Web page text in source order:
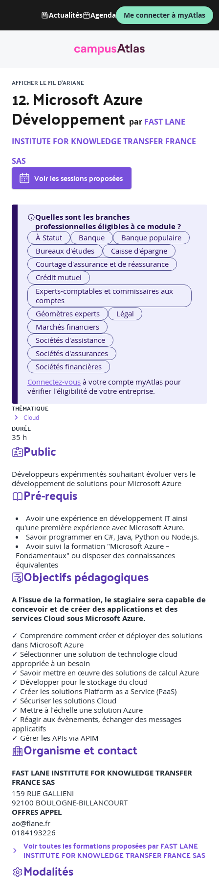
Actualités Agenda Me connecter à myAtlas
AFFICHER LE FIL D'ARIANE
12. Microsoft Azure
Développement par FAST LANE
INSTITUTE FOR KNOWLEDGE TRANSFER FRANCE
SAS
Voir les sessions proposées
Quelles sont les branches
professionnelles éligibles à ce module ?
À Statut Banque
Banque populaire
Bureaux d'études
Caisse d'épargne
Courtage d'assurance et de réassurance
Crédit mutuel
Experts-comptables et commissaires aux
comptes
Géomètres experts
Légal
Marchés financiers
Sociétés d'assistance
Sociétés d'assurances
Sociétés financières
Connectez-vous à votre compte myAtlas pour
vérifier l'éligibilité de votre entreprise.
THÉMATIQUE
Cloud
DURÉE
35 h
Public
Développeurs expérimentés souhaitant évoluer vers le
développement de solutions pour Microsoft Azure
Pré-requis
Avoir une expérience en développement IT ainsi
qu'une première expérience avec Microsoft Azure.
Savoir programmer en C#, Java, Python ou Node.js.
Avoir suivi la formation "Microsoft Azure –
Fondamentaux" ou disposer des connaissances
équivalentes
Objectifs pédagogiques
A l’issue de la formation, le stagiaire sera capable de
concevoir et de créer des applications et des
services Cloud sous Microsoft Azure.
✓ Comprendre comment créer et déployer des solutions
dans Microsoft Azure
✓ Sélectionner une solution de technologie cloud
appropriée à un besoin
✓ Savoir mettre en œuvre des solutions de calcul Azure
✓ Développer pour le stockage du cloud
✓ Créer les solutions Platform as a Service (PaaS)
✓ Sécuriser les solutions Cloud
✓ Mettre à l’échelle une solution Azure
✓ Réagir aux évènements, échanger des messages
applicatifs
✓ Gérer les APIs via APIM
Organisme et contact
FAST LANE INSTITUTE FOR KNOWLEDGE TRANSFER
FRANCE SAS
159 RUE GALLIENI
92100 BOULOGNE-BILLANCOURT
OFFRES APPEL
ao@flane.fr
0184193226
Voir toutes les formations proposées parFAST LANE
INSTITUTE FOR KNOWLEDGE TRANSFER FRANCE SAS
Modalités